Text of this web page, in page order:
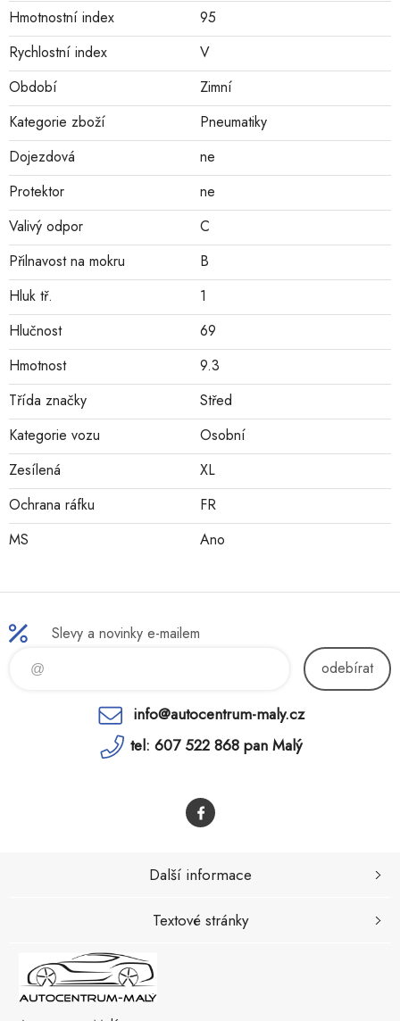
Hmotnostní index
95
Rychlostní index
V
Období
Zimní
Kategorie zboží
Pneumatiky
Dojezdová
ne
Protektor
ne
Valivý odpor
C
Přilnavost na mokru
B
Hluk tř.
1
Hlučnost
69
Hmotnost
9.3
Třída značky
Střed
Kategorie vozu
Osobní
Zesílená
XL
Ochrana ráfku
FR
MS
Ano
Slevy a novinky e-mailem
odebírat
info@autocentrum-maly.cz
tel: 607 522 868 pan Malý
Další informace
Textové stránky